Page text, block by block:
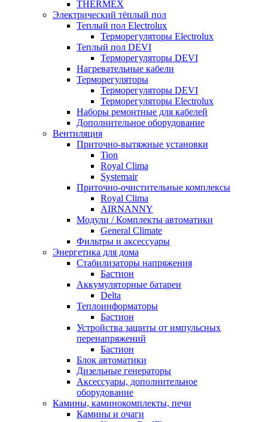
THERMEX
Электрический тёплый пол
Теплый пол Electrolux
Терморегуляторы Electrolux
Теплый пол DEVI
Терморегуляторы DEVI
Нагревательные кабели
Терморегуляторы
Терморегуляторы DEVI
Терморегуляторы Electrolux
Наборы ремонтные для кабелей
Дополнительное оборудование
Вентиляция
Приточно-вытяжные установки
Tion
Royal Clima
Systemair
Приточно-очистительные комплексы
Royal Clima
AIRNANNY
Модули / Комплекты автоматики
General Climate
Фильтры и аксессуары
Энергетика для дома
Стабилизаторы напряжения
Бастион
Аккумуляторные батареи
Delta
Теплоинформаторы
Бастион
Устройства защиты от импульсных
перенапряжений
Бастион
Блок автоматики
Дизельные генераторы
Аксессуары, дополнительное
оборудование
Камины, каминокомплекты, печи
Камины и очаги